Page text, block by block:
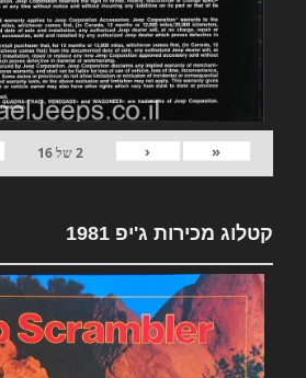
«
‹
2של16
קטלוג מכירות ג'יפ 1981